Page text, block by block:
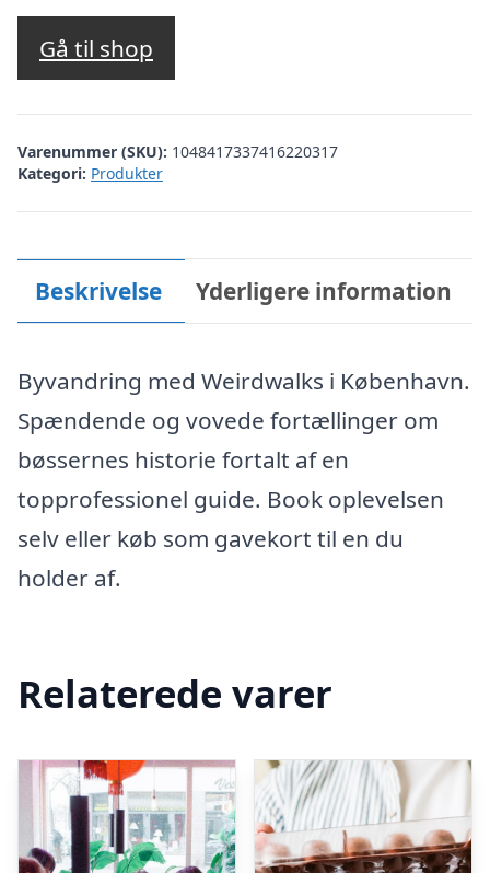
Gå til shop
Varenummer (SKU): 1048417337416220317
Kategori: Produkter
Beskrivelse Yderligere information
Byvandring med Weirdwalks i København.
Spændende og vovede fortællinger om
bøssernes historie fortalt af en
topprofessionel guide. Book oplevelsen
selv eller køb som gavekort til en du
holder af.
Relaterede varer